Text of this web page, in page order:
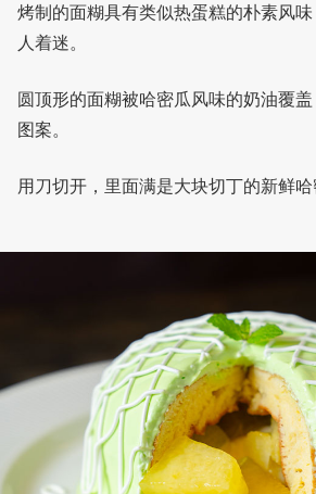
烤制的面糊具有类似热蛋糕的朴素风
人着迷。
圆顶形的面糊被哈密瓜风味的奶油覆
图案。
用刀切开，里面满是大块切丁的新鲜哈